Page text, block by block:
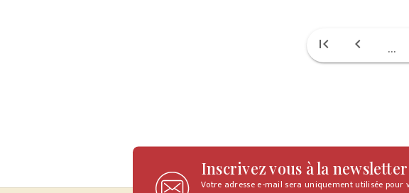
first_page chevron_left ...
Inscrivez vous à la newsletter
Votre adresse e-mail sera uniquement utilisée pour